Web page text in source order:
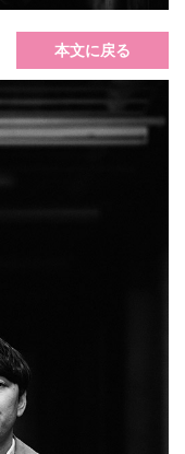
本文に戻る